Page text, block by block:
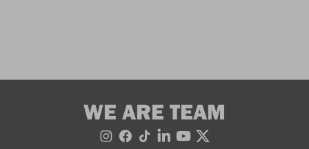
WE ARE TEAM